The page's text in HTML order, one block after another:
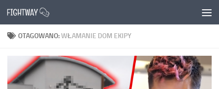
Przejdź do treści
OTAGOWANO:WŁAMANIE DOM EKIPY